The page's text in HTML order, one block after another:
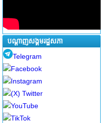
បណ្តាញសង្គមរដ្ឋសភា
Telegram
Facebook
Instagram
(X) Twitter
YouTube
TikTok